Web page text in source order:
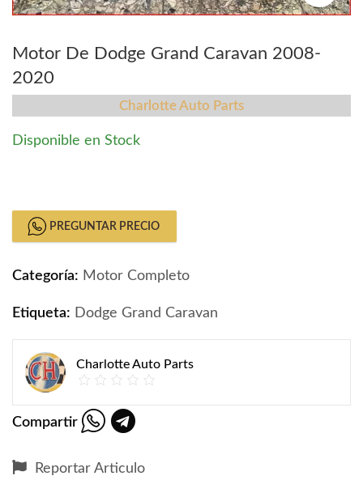
Motor De Dodge Grand Caravan 2008-
2020
Charlotte Auto Parts
Disponible en Stock
PREGUNTAR PRECIO
Categoría: Motor Completo
Etiqueta: Dodge Grand Caravan
Charlotte Auto Parts
Compartir
Reportar Articulo